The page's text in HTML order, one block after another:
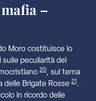
–
Moro costituisce lo
peculiarità del
20, sul tema
delle Brigate Rosse 21.
in ricordo delle